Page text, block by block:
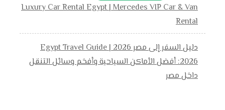
Luxury Car Rental Egypt | Mercedes VIP Car & Van
Rental
دليل السفر إلى مصر 2026 | Egypt Travel Guide
2026: أفضل الأماكن السياحية وأفخم وسائل التنقل
داخل مصر